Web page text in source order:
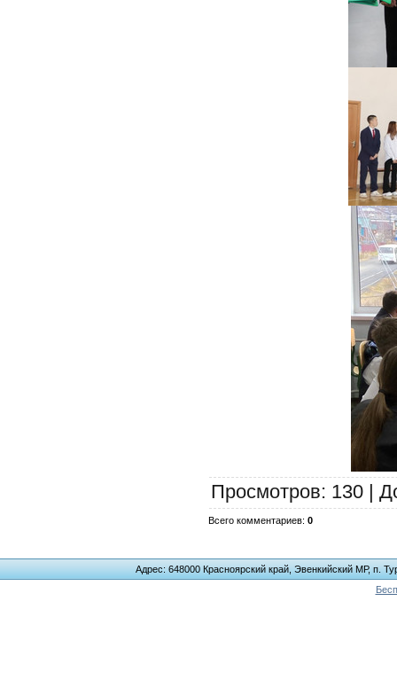
Просмотров: 130 |
Всего комментариев: 0
Адрес: 648000 Красноярский край, Эвенкийский МР, п.